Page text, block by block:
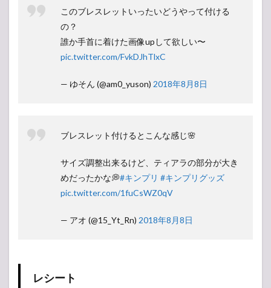
このブレスレットいったいどうやって付ける
の？
誰か手首に着けた画像upして欲しい〜
pic.twitter.com/FvkDJhTlxC
— ゆそん (@am0_yuson) 2018年8月8日
ブレスレット付けるとこんな感じ🌸
サイズ調整出来るけど、ティアラの部分が大き
めだったかな💭#キンプリ #キンプリグッズ
pic.twitter.com/1fuCsWZ0qV
— アオ (@15_Yt_Rn) 2018年8月8日
レシート